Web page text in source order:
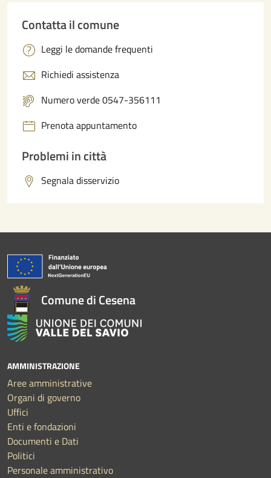
Contatta il comune
Leggi le domande frequenti
Richiedi assistenza
Numero verde 0547-356111
Prenota appuntamento
Problemi in città
Segnala disservizio
Comune di Cesena
AMMINISTRAZIONE
Aree amministrative
Organi di governo
Uffici
Enti e fondazioni
Documenti e Dati
Politici
Personale amministrativo